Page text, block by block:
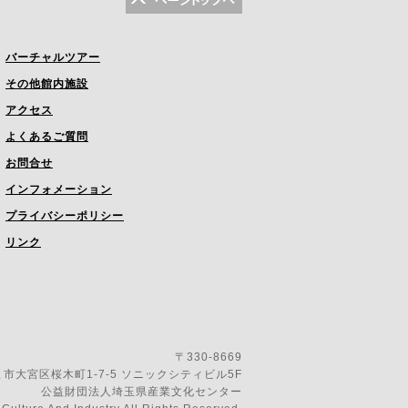
バーチャルツアー
その他館内施設
アクセス
よくあるご質問
お問合せ
インフォメーション
プライバシーポリシー
リンク
〒330-8669
市大宮区桜木町1-7-5 ソニックシティビル5F
公益財団法人埼玉県産業文化センター